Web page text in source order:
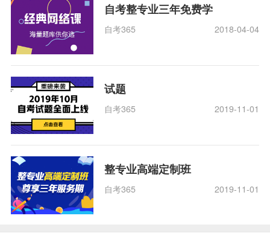
自考整专业三年免费学
自考365 2018-04-04
试题
自考365 2019-11-01
整专业高端定制班
自考365 2019-11-01